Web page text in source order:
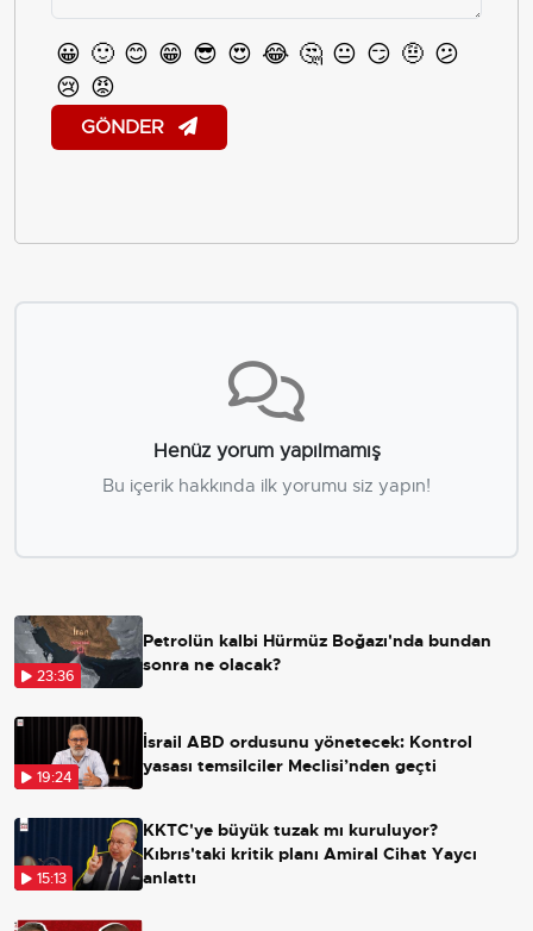
😀 🙂 😊 😁 😎 😍 😂 🤔 😐 😏 🤨 😕
😢 😡
GÖNDER
Henüz yorum yapılmamış
Bu içerik hakkında ilk yorumu siz yapın!
23:36
Petrolün kalbi Hürmüz Boğazı'nda bundan
sonra ne olacak?
19:24
İsrail ABD ordusunu yönetecek: Kontrol
yasası temsilciler Meclisi’nden geçti
15:13
KKTC'ye büyük tuzak mı kuruluyor?
Kıbrıs'taki kritik planı Amiral Cihat Yaycı
anlattı